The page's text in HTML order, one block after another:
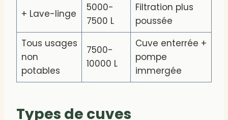
+ Lave-linge
5000-
7500 L
Filtration plus
poussée
Tous usages
non
potables
7500-
10000 L
Cuve enterrée +
pompe
immergée
Types de cuves